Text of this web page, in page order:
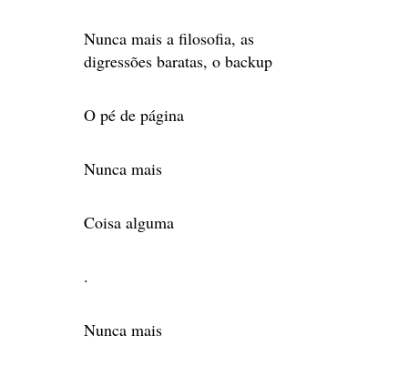
Nunca mais a filosofia, as
digressões baratas, o backup
O pé de página
Nunca mais
Coisa alguma
.
Nunca mais